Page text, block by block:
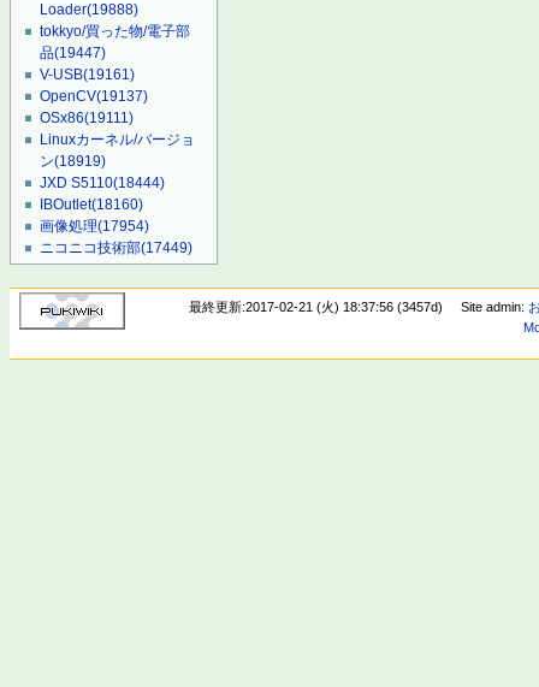
Loader(19888)
tokkyo/買った物/電子部
品(19447)
V-USB(19161)
OpenCV(19137)
OSx86(19111)
Linuxカーネル/バージョ
ン(18919)
JXD S5110(18444)
IBOutlet(18160)
画像処理(17954)
ニコニコ技術部(17449)
最終更新:2017-02-21 (火) 18:37:56 (3457d) Site admin: